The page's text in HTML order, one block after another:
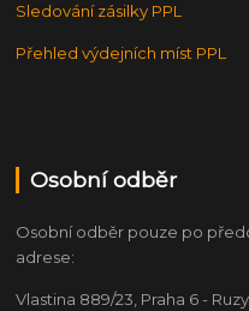
Sledování zásilky PPL
Přehled výdejních míst PPL
Osobní odběr
Osobní odběr pouze po
adrese:
Vlastina 889/23, Praha 6 -